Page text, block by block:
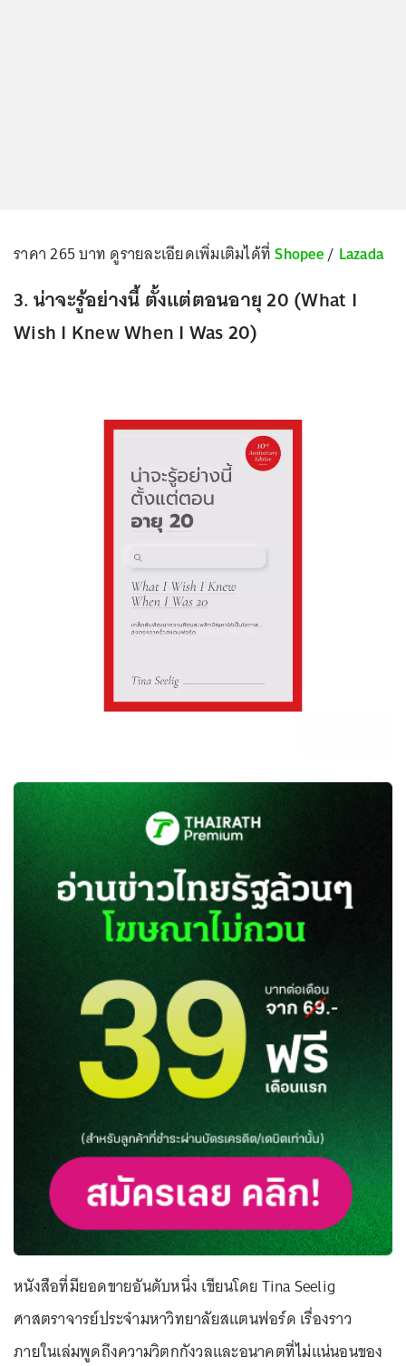
ราคา 265 บาท ดูรายละเอียดเพิ่มเติมได้ที่Shopee/ Lazada
3. น่าจะรู้อย่างนี้ ตั้งแต่ตอนอายุ 20 (What I
Wish I Knew When I Was 20)
หนังสือที่มียอดขายอันดับหนึ่ง เขียนโดย Tina Seelig
ศาสตราจารย์ประจำมหาวิทยาลัยสแตนฟอร์ด เรื่องราว
ภายในเล่มพูดถึงความวิตกกังวลและอนาคตที่ไม่แน่นอนของ